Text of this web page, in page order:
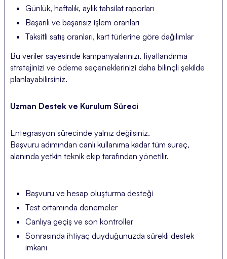
Günlük, haftalık, aylık tahsilat raporları
Başarılı ve başarısız işlem oranları
Taksitli satış oranları, kart türlerine göre dağılımlar
Bu veriler sayesinde kampanyalarınızı, fiyatlandırma
stratejinizi ve ödeme seçeneklerinizi daha bilinçli şekilde
planlayabilirsiniz.
Uzman Destek ve Kurulum Süreci
Entegrasyon sürecinde yalnız değilsiniz.
Başvuru adımından canlı kullanıma kadar tüm süreç,
alanında yetkin teknik ekip tarafından yönetilir.
Başvuru ve hesap oluşturma desteği
Test ortamında denemeler
Canlıya geçiş ve son kontroller
Sonrasında ihtiyaç duyduğunuzda sürekli destek
imkanı